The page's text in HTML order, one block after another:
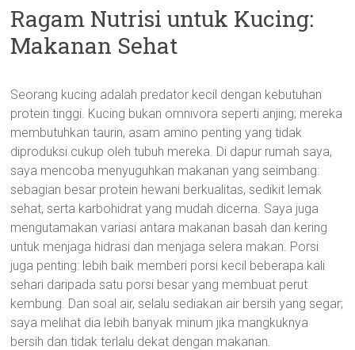
Ragam Nutrisi untuk Kucing:
Makanan Sehat
Seorang kucing adalah predator kecil dengan kebutuhan
protein tinggi. Kucing bukan omnivora seperti anjing; mereka
membutuhkan taurin, asam amino penting yang tidak
diproduksi cukup oleh tubuh mereka. Di dapur rumah saya,
saya mencoba menyuguhkan makanan yang seimbang:
sebagian besar protein hewani berkualitas, sedikit lemak
sehat, serta karbohidrat yang mudah dicerna. Saya juga
mengutamakan variasi antara makanan basah dan kering
untuk menjaga hidrasi dan menjaga selera makan. Porsi
juga penting: lebih baik memberi porsi kecil beberapa kali
sehari daripada satu porsi besar yang membuat perut
kembung. Dan soal air, selalu sediakan air bersih yang segar;
saya melihat dia lebih banyak minum jika mangkuknya
bersih dan tidak terlalu dekat dengan makanan.